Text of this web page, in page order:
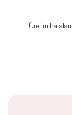
Üretim